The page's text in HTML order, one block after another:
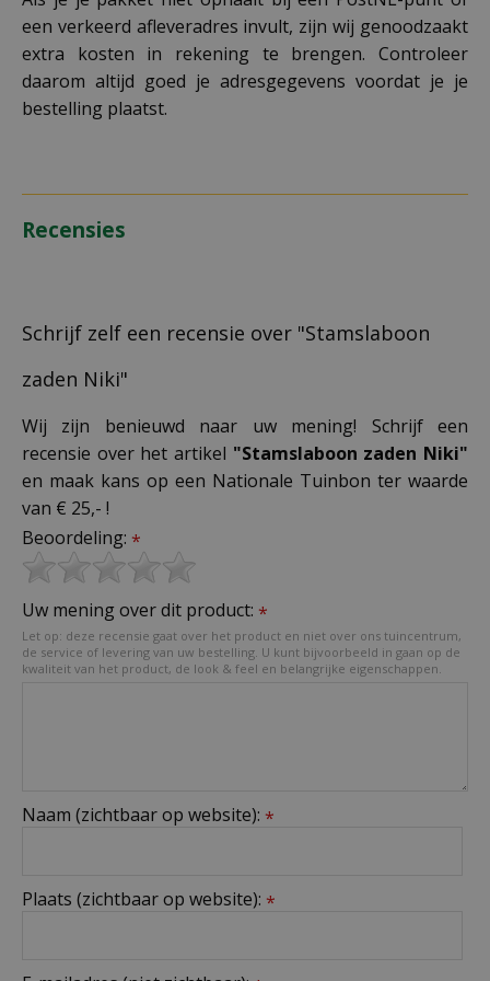
een verkeerd afleveradres invult, zijn wij genoodzaakt
extra kosten in rekening te brengen. Controleer
daarom altijd goed je adresgegevens voordat je je
bestelling plaatst.
Recensies
Schrijf zelf een recensie over "Stamslaboon
zaden Niki"
Wij zijn benieuwd naar uw mening! Schrijf een
recensie over het artikel "Stamslaboon zaden Niki"
en maak kans op een Nationale Tuinbon ter waarde
van € 25,- !
Beoordeling: *
Uw mening over dit product: *
Let op: deze recensie gaat over het product en niet over ons tuincentrum,
de service of levering van uw bestelling. U kunt bijvoorbeeld in gaan op de
kwaliteit van het product, de look & feel en belangrijke eigenschappen.
Naam (zichtbaar op website): *
Plaats (zichtbaar op website): *